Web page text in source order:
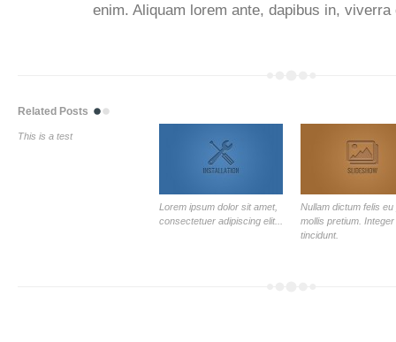
enim. Aliquam lorem ante, dapibus in,
Related Posts
This is a test
Lorem ipsum dolor sit amet,
consectetuer adipiscing elit...
Nullam dictum felis eu
mollis pretium. Integer
tincidunt.